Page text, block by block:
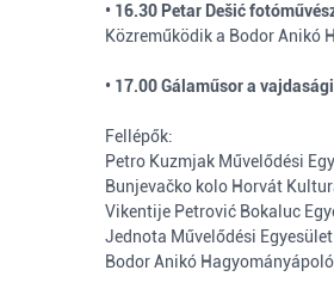
• 16.30 Petar Dešić
Közreműködik a Bodor Anikó
• 17.00 Gálaműsor a
Fellépők:
Petro Kuzmjak Művelődési
Bunjevačko kolo Horvát
Vikentije Petrović Bokaluc
Jednota Művelődési
Bodor Anikó